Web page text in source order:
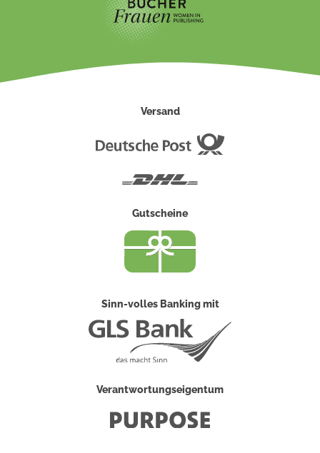
Versand
Gutscheine
Sinn-volles Banking mit
Verantwortungseigentum